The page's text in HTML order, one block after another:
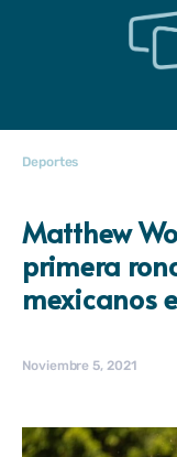
Deportes
Matthew
primera
mexicanos
Noviembre 5, 2021